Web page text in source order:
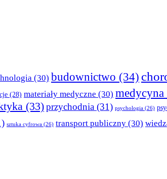
(30) budownictwo (34)
(28) materiały medyczne (30) medycyna
(33)przychodnia (31) psychologia (26)
sztuka cyfrowa (26) transport publiczny (30)